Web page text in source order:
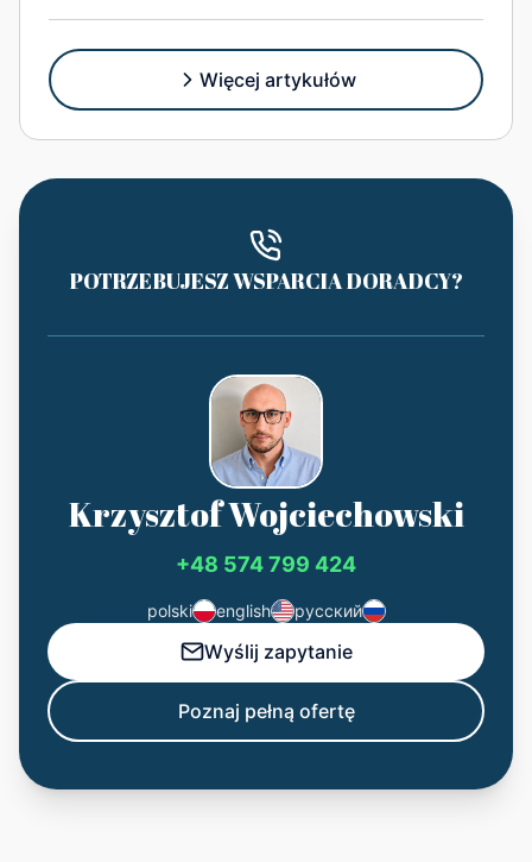
Więcej artykułów
POTRZEBUJESZ WSPARCIA DORADCY?
Krzysztof Wojciechowski
+48 574 799 424
polski english русский
Wyślij zapytanie
Poznaj pełną ofertę